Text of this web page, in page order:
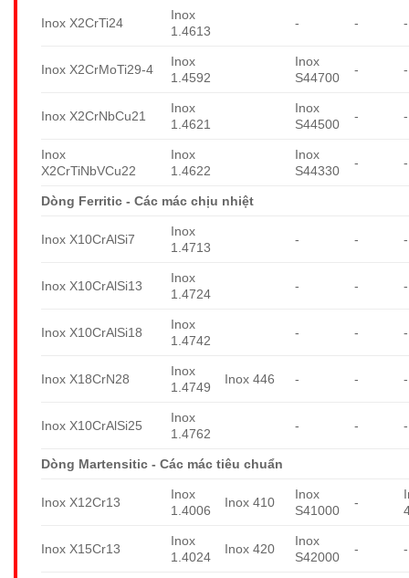
Inox X2CrTi24
Inox
1.4613
- - -
Inox X2CrMoTi29-4
Inox
1.4592
Inox
S44700
- -
Inox X2CrNbCu21
Inox
1.4621
Inox
S44500
- -
Inox
X2CrTiNbVCu22
Inox
1.4622
Inox
S44330
- -
Dòng Ferritic - Các mác chịu nhiệt
Inox X10CrAlSi7
Inox
1.4713
- - -
Inox X10CrAlSi13
Inox
1.4724
- - -
Inox X10CrAlSi18
Inox
1.4742
- - -
Inox X18CrN28
Inox
1.4749
Inox 446 - - -
Inox X10CrAlSi25
Inox
1.4762
- - -
Dòng Martensitic - Các mác tiêu chuẩn
Inox X12Cr13
Inox
1.4006
Inox 410
Inox
S41000
-
Inox X15Cr13
Inox
1.4024
Inox 420
Inox
S42000
- -